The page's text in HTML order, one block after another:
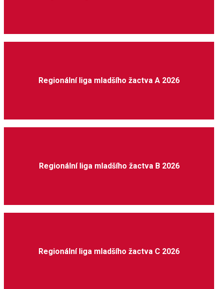
Regionální liga mladšího žactva A 2026
Regionální liga mladšího žactva B 2026
Regionální liga mladšího žactva C 2026